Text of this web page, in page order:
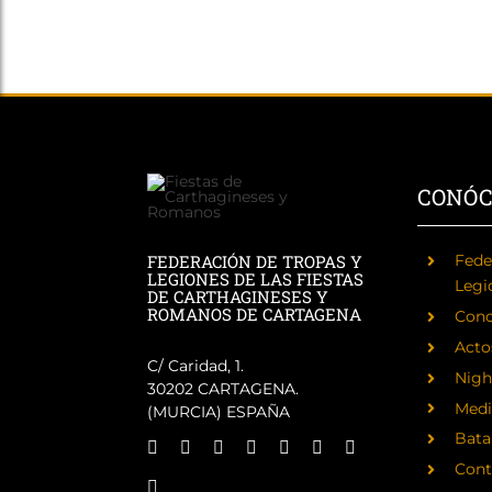
FEDERACIÓN DE TROPAS Y
LEGIONES DE LAS FIESTAS
DE CARTHAGINESES Y
ROMANOS DE CARTAGENA
C/ Caridad, 1.
30202 CARTAGENA.
(MURCIA) ESPAÑA